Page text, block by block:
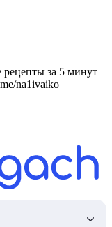
за 5 минут
na1ivaiko